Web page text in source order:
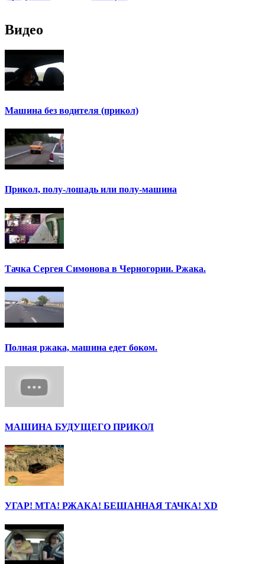
Видео
Машина без водителя (прикол)
Прикол, полу-лошадь или полу-машина
Тачка Сергея Симонова в Черногории. Ржака.
Полная ржака, машина едет боком.
МАШИНА БУДУЩЕГО ПРИКОЛ
УГАР! МТА! РЖАКА! БЕШАННАЯ ТАЧКА! ХD